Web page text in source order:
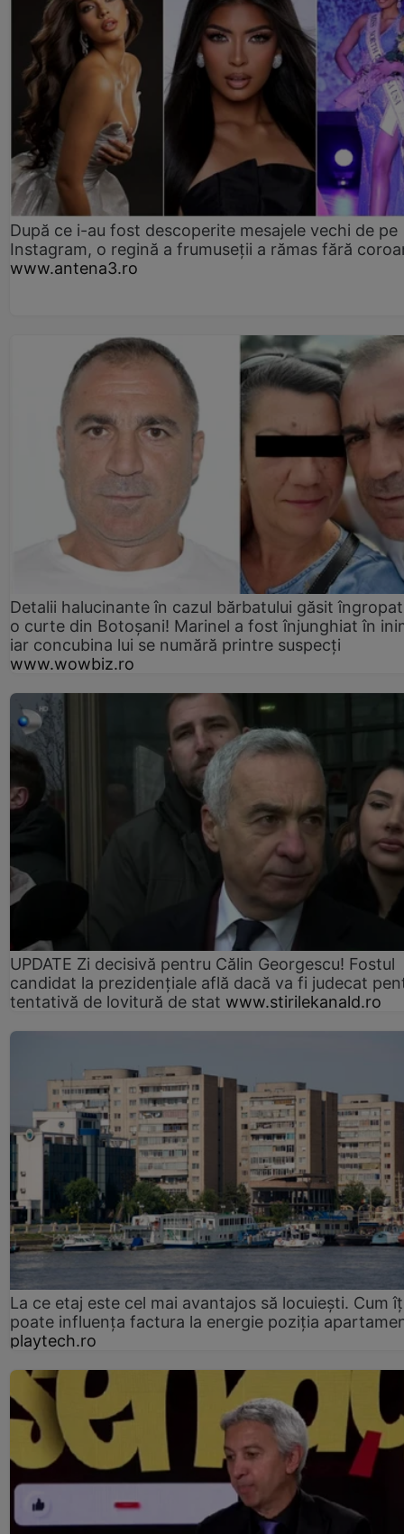
După ce i-au fost descoperite mesajele vechi de pe
Instagram, o regină a frumuseții a rămas fără
www.antena3.ro
Detalii halucinante în cazul bărbatului găsit
o curte din Botoșani! Marinel a fost înjunghiat în
iar concubina lui se numără printre suspecți
www.wowbiz.ro
UPDATE Zi decisivă pentru Călin Georgescu! Fostul
candidat la prezidențiale află dacă va fi judecat
tentativă de lovitură de stat www.stirilekanald.ro
La ce etaj este cel mai avantajos să locuiești. Cum
poate influența factura la energie poziția
playtech.ro